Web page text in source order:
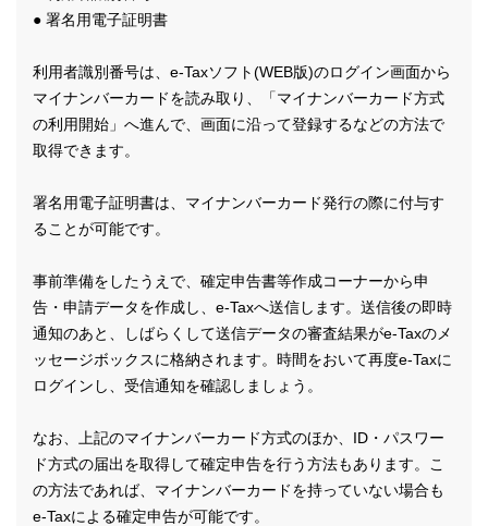
● 署名用電子証明書
利用者識別番号は、e-Taxソフト(WEB版)のログイン画面から
マイナンバーカードを読み取り、「マイナンバーカード方式
の利用開始」へ進んで、画面に沿って登録するなどの方法で
取得できます。
署名用電子証明書は、マイナンバーカード発行の際に付与す
ることが可能です。
事前準備をしたうえで、確定申告書等作成コーナーから申
告・申請データを作成し、e-Taxへ送信します。送信後の即時
通知のあと、しばらくして送信データの審査結果がe-Taxのメ
ッセージボックスに格納されます。時間をおいて再度e-Taxに
ログインし、受信通知を確認しましょう。
なお、上記のマイナンバーカード方式のほか、ID・パスワー
ド方式の届出を取得して確定申告を行う方法もあります。こ
の方法であれば、マイナンバーカードを持っていない場合も
e-Taxによる確定申告が可能です。